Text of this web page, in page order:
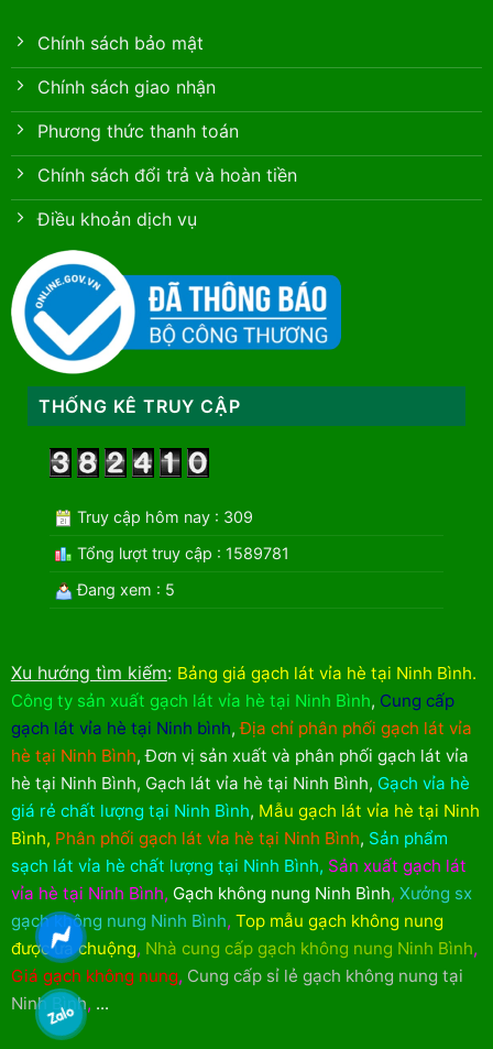
Chính sách bảo mật
Chính sách giao nhận
Phương thức thanh toán
Chính sách đổi trả và hoàn tiền
Điều khoản dịch vụ
THỐNG KÊ TRUY CẬP
Truy cập hôm nay : 309
Tổng lượt truy cập : 1589781
Đang xem : 5
Xu hướng tìm kiếm: Bảng giá gạch lát vỉa hè tại Ninh Bình.
Công ty sản xuất gạch lát vỉa hè tại Ninh Bình, Cung cấp
gạch lát vỉa hè tại Ninh bình,Địa chỉ phân phối gạch lát vỉa
hè tại Ninh Bình,Đơn vị sản xuất và phân phối gạch lát vỉa
hè tại Ninh Bình, Gạch lát vỉa hè tại Ninh Bình, Gạch vỉa hè
giá rẻ chất lượng tại Ninh Bình, Mẫu gạch lát vỉa hè tại Ninh
Bình, Phân phối gạch lát vỉa hè tại Ninh Bình, Sản phẩm
sạch lát vỉa hè chất lượng tại Ninh Bình, Sản xuất gạch lát
vỉa hè tại Ninh Bình, Gạch không nung Ninh Bình, Xưởng sx
gạch không nung Ninh Bình, Top mẫu gạch không nung
được ưa chuộng, Nhà cung cấp gạch không nung Ninh Bình,
Giá gạch không nung, Cung cấp sỉ lẻ gạch không nung tại
Ninh Bình, ...